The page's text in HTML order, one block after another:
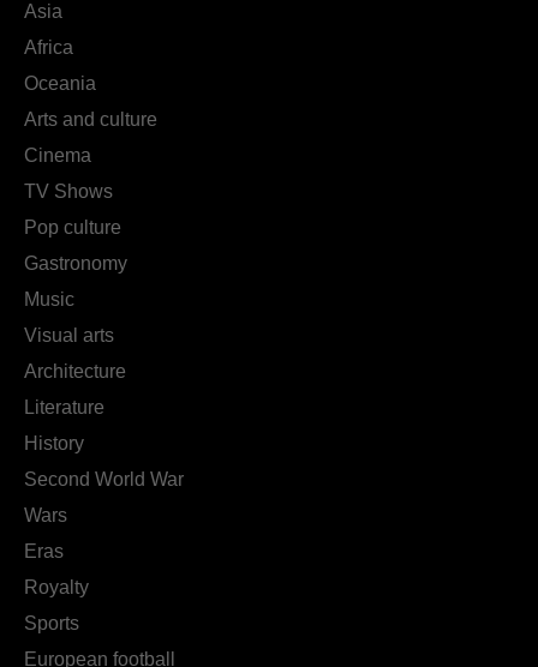
Asia
Africa
Oceania
Arts and culture
Cinema
TV Shows
Pop culture
Gastronomy
Music
Visual arts
Architecture
Literature
History
Second World War
Wars
Eras
Royalty
Sports
European football